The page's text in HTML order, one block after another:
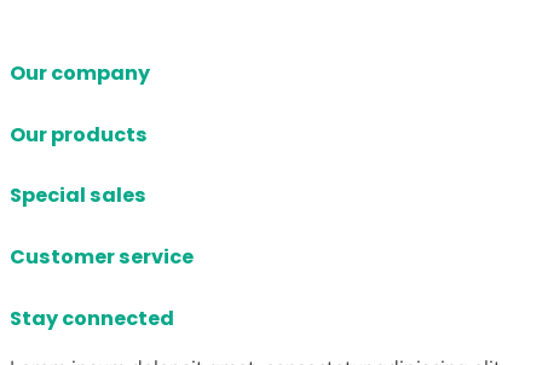
Our company
Our products
Special sales
Customer service
Stay connected